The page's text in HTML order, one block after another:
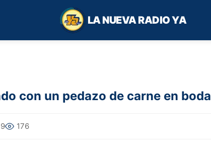
LA NUEVA RADIO YA
con un pedazo de carne en boda
176